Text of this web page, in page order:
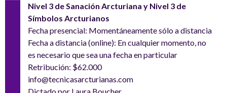
Nivel 3 de Sanación Arcturiana y Nivel 3 de
Símbolos Arcturianos
Fecha presencial: Momentáneamente sólo a distancia
Fecha a distancia (online): En cualquier momento, no
es necesario que sea una fecha en particular
Retribución: $62.000
info@tecnicasarcturianas.com